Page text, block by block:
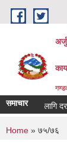
Skip to main
समाचारलागि
You are
Home » ७५/७६